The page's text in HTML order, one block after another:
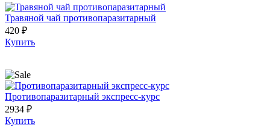
Травяной чай противопаразитарный
420 ₽
Купить
Противопаразитарный экспресс-курс
2934 ₽
Купить